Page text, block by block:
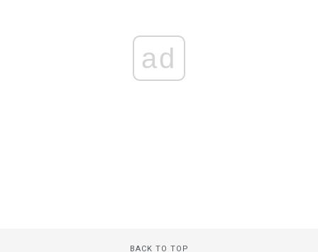
ad
BACK TO TOP